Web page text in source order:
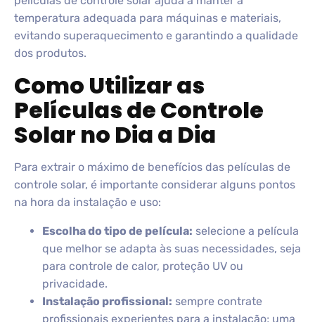
temperatura adequada para máquinas e materiais,
evitando superaquecimento e garantindo a qualidade
dos produtos.
Como Utilizar as
Películas de Controle
Solar no Dia a Dia
Para extrair o máximo de benefícios das películas de
controle solar, é importante considerar alguns pontos
na hora da instalação e uso:
Escolha do tipo de película: selecione a película
que melhor se adapta às suas necessidades, seja
para controle de calor, proteção UV ou
privacidade.
Instalação profissional: sempre contrate
profissionais experientes para a instalação; uma